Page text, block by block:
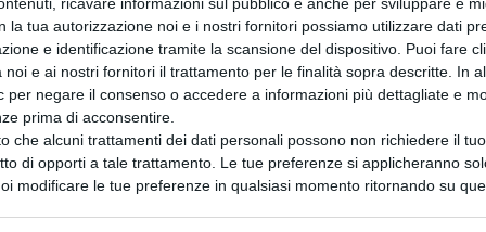
la tua autorizzazione noi e i nostri fornitori possiamo utilizzare dati
e identificazione tramite la scansione del dispositivo. Puoi fare
noi e ai nostri fornitori il trattamento per le finalità sopra descritte. In
per negare il consenso o accedere a informazioni più dettagliate e
prima di acconsentire.
che alcuni trattamenti dei dati personali possono non richiedere il
di opporti a tale trattamento. Le tue preferenze si applicheranno
modificare le tue preferenze in qualsiasi momento ritornando su
semifinali a Parigi,prima seimifinale slam in carriera,
tutta italiana. Senza Sinner, l’Italia dimostra la
pubblico francese, corretto ma sempre a tifare
di arrivare nei primi 10 al mondo e se
ancora più in alto.